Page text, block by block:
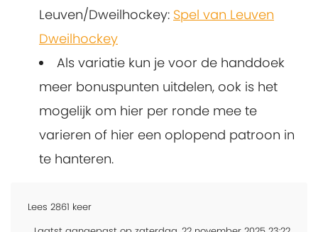
Leuven/Dweilhockey: Spel van Leuven
Dweilhockey
Als variatie kun je voor de handdoek
meer bonuspunten uitdelen, ook is het
mogelijk om hier per ronde mee te
varieren of hier een oplopend patroon in
te hanteren.
Lees 2861 keer